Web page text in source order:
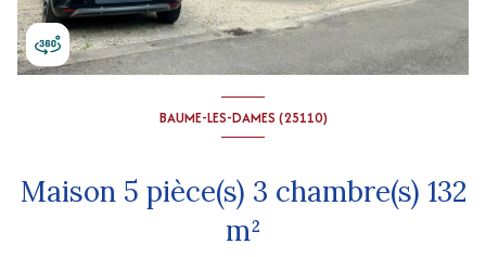
BAUME-LES-DAMES (25110)
Maison 5 pièce(s) 3 chambre(s) 132
m²